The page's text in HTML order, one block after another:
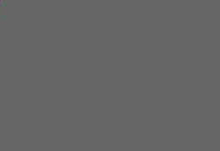
Websites hinweg verfolgen.